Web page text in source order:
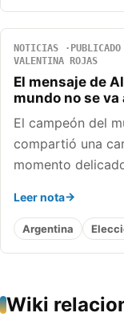
NOTICIAS
VALENTINA ROJAS
El mensaje de
mundo no se va
El campeón del
compartió una
momento
Leer nota
Argentina
Wiki